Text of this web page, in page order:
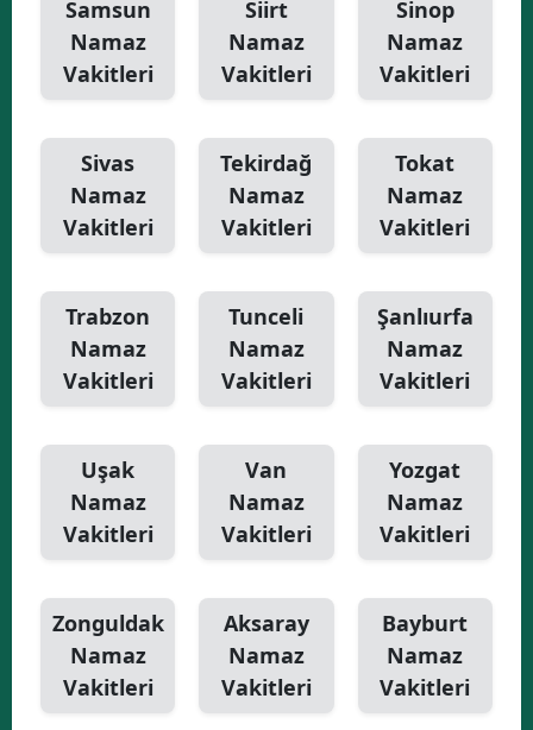
Samsun
Namaz
Vakitleri
Siirt
Namaz
Vakitleri
Sinop
Namaz
Vakitleri
Sivas
Namaz
Vakitleri
Tekirdağ
Namaz
Vakitleri
Tokat
Namaz
Vakitleri
Trabzon
Namaz
Vakitleri
Tunceli
Namaz
Vakitleri
Şanlıurfa
Namaz
Vakitleri
Uşak
Namaz
Vakitleri
Van
Namaz
Vakitleri
Yozgat
Namaz
Vakitleri
Zonguldak
Namaz
Vakitleri
Aksaray
Namaz
Vakitleri
Bayburt
Namaz
Vakitleri